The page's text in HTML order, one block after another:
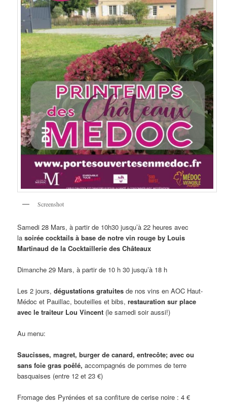
Screenshot
Samedi 28 Mars, à partir de 10h30 jusqu’à 22 heures avec
la soirée cocktails à base de notre vin rouge by Louis
Martinaud de la Cocktaillerie des Châteaux
Dimanche 29 Mars, à partir de 10 h 30 jusqu’à 18 h
Les 2 jours,dégustations gratuites de nos vins en AOC Haut-
Médoc et Pauillac, bouteilles et bibs,restauration sur place
avec le traiteur Lou Vincent (le samedi soir aussi!)
Au menu:
Saucisses, magret, burger de canard, entrecôte; avec ou
sans foie gras poêlé, accompagnés de pommes de terre
basquaises (entre 12 et 23 €)
Fromage des Pyrénées et sa confiture de cerise noire : 4 €